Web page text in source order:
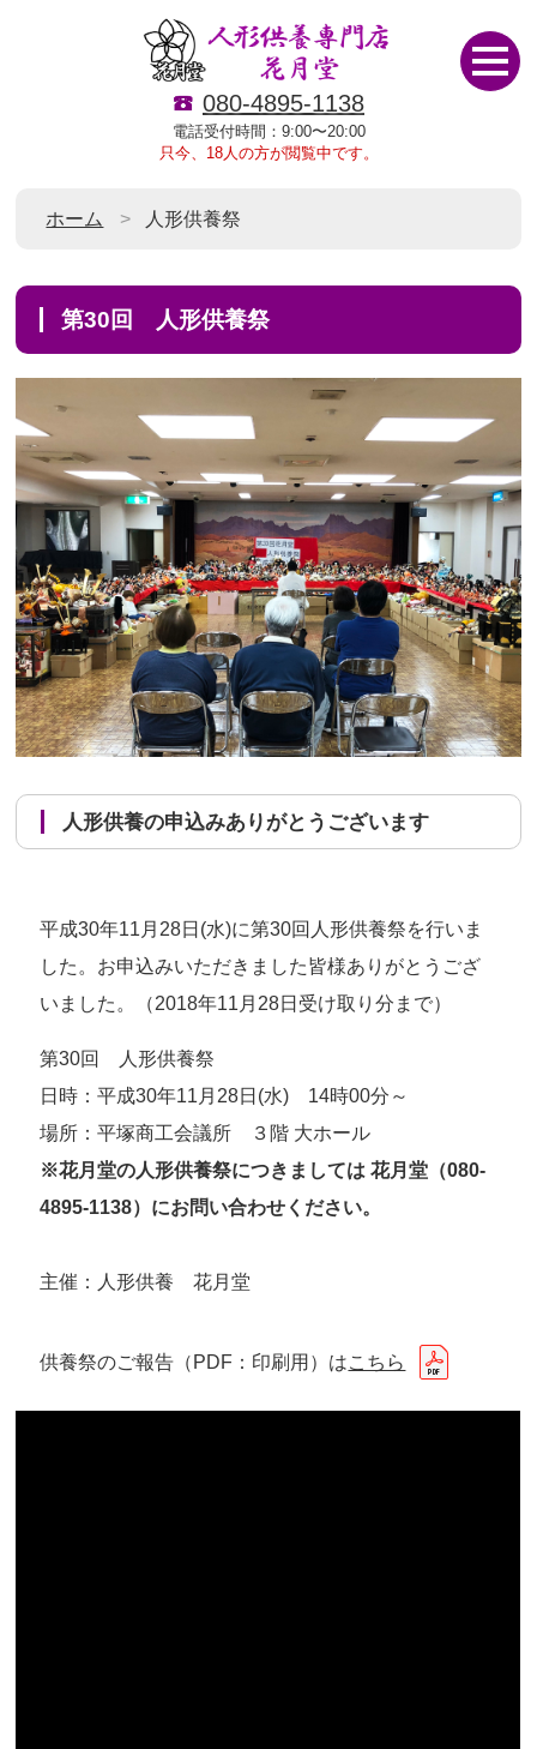
080-4895-1138
電話受付時間：9:00〜20:00
只今、18人の方が閲覧中です。
ホーム 人形供養祭
第30回 人形供養祭
人形供養の申込みありがとうございます
平成30年11月28日(水)に第30回人形供養祭を行いま
した。お申込みいただきました皆様ありがとうござ
いました。（2018年11月28日受け取り分まで）
第30回 人形供養祭
日時：平成30年11月28日(水) 14時00分～
場所：平塚商工会議所 ３階 大ホール
※花月堂の人形供養祭につきましては 花月堂（080-
4895-1138）にお問い合わせください。
主催：人形供養 花月堂
供養祭のご報告（PDF：印刷用）はこちら